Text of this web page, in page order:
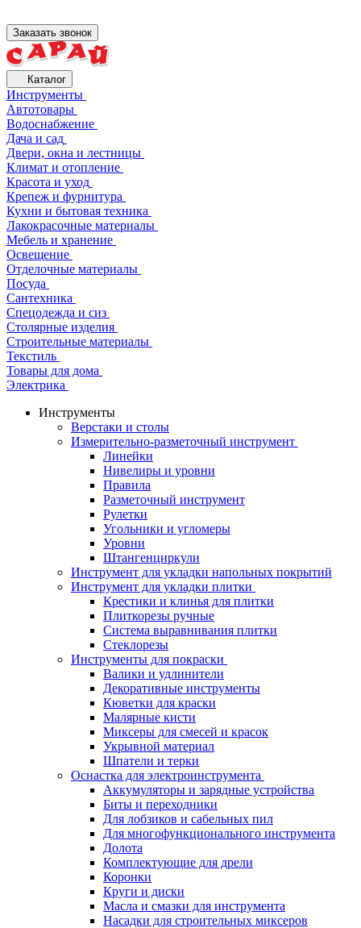
Заказать звонок
Каталог
Инструменты
Автотовары
Водоснабжение
Дача и сад
Двери, окна и лестницы
Климат и отопление
Красота и уход
Крепеж и фурнитура
Кухни и бытовая техника
Лакокрасочные материалы
Мебель и хранение
Освещение
Отделочные материалы
Посуда
Сантехника
Спецодежда и сиз
Столярные изделия
Строительные материалы
Текстиль
Товары для дома
Электрика
Инструменты
Верстаки и столы
Измерительно-разметочный инструмент
Линейки
Нивелиры и уровни
Правила
Разметочный инструмент
Рулетки
Угольники и угломеры
Уровни
Штангенциркули
Инструмент для укладки напольных покрытий
Инструмент для укладки плитки
Крестики и клинья для плитки
Плиткорезы ручные
Система выравнивания плитки
Стеклорезы
Инструменты для покраски
Валики и удлинители
Декоративные инструменты
Кюветки для краски
Малярные кисти
Миксеры для смесей и красок
Укрывной материал
Шпатели и терки
Оснастка для электроинструмента
Аккумуляторы и зарядные устройства
Биты и переходники
Для лобзиков и сабельных пил
Для многофункционального инструмента
Долота
Комплектующие для дрели
Коронки
Круги и диски
Масла и смазки для инструмента
Насадки для строительных миксеров